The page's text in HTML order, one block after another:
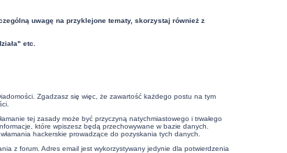
uwagę na przyklejone tematy, skorzystaj również z
etc.
Zgadzasz się więc, że zawartość każdego postu na tym
tej zasady może być przyczyną natychmiastowego i trwałego
które wpiszesz będą przechowywane w bazie danych.
hackerskie prowadzące do pozyskania tych danych.
z forum. Adres email jest wykorzystywany jedynie dla potwierdzenia